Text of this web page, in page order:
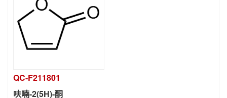
QC-F211801
呋喃-2(5H)-酮